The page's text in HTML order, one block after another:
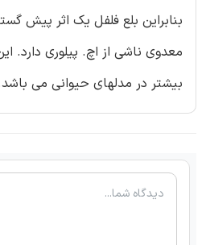
بنابراین بلع فلفل یک اثر پیش
معدوی ناشی از اچ. پیلوری دارد.
بیشتر در مدلهای حیوانی می